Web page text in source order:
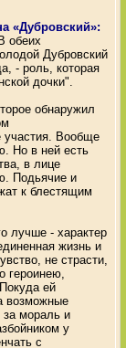
«Дубровский»:
обеих
Дубровский
- роль, которая
дочки".
обнаружил
Вообще
Но в ней есть
в лице
Подьячие и
к блестящим
лучше - характер
жизнь и
не страсти,
героинею,
ей
возможные
мораль и
у
с